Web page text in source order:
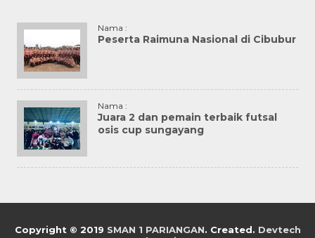
Nama :
Peserta Raimuna Nasional di Cibubur
Nama :
Juara 2 dan pemain terbaik futsal
osis cup sungayang
Copyright © 2019 SMAN 1 PARIANGAN. Created. Devtech